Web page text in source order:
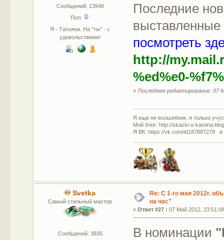
Сообщений: 13948
Пол:
Я - Татьяна. На "ты" - с
удовольствием!
Последние
посмотреть
http://
%ed%e0-
«Последнее редактирование: 07
Я еще не волшебник, я только
Мой блог: http://skazki-u-
Я ВК: https://vk.com/id187887278 и
Svetka
Самый стильный мастер
Сообщений: 3835
Re: С 1-го мая 2012г.
на час"
«Ответ #27 : 07 Май 2012,
В номинации